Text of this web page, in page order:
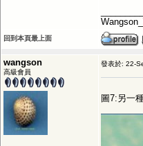
回到本頁最上面
wangson
高級會員
發表於: 22-
圖7:另一